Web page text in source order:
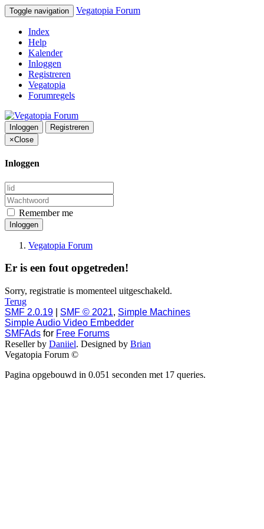
Toggle navigation Vegatopia Forum
Index
Help
Kalender
Inloggen
Registreren
Vegatopia
Forumregels
Inloggen
Registreren
×Close
Inloggen
Remember me
Inloggen
Vegatopia Forum
Er is een fout opgetreden!
Sorry, registratie is momenteel uitgeschakeld.
Terug
SMF 2.0.19
SMF © 2021, Simple Machines
Simple Audio Video Embedder
SMFAds for Free Forums
Reseller by Daniiel. Designed by Brian
Vegatopia Forum ©
Pagina opgebouwd in 0.051 seconden met 17 queries.